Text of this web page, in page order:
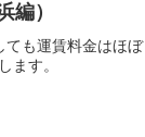
編）
ても運賃料金はほぼ
ます。